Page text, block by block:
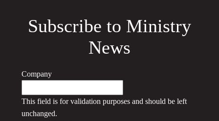
Subscribe to Ministry
News
Company
This field is for validation purposes and should be left
unchanged.